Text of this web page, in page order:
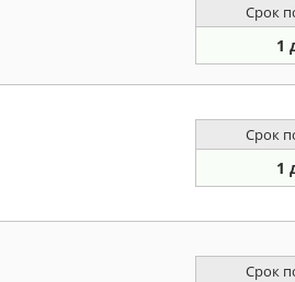
Срок
1
Срок
1
Срок